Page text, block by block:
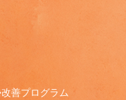
善プログラム